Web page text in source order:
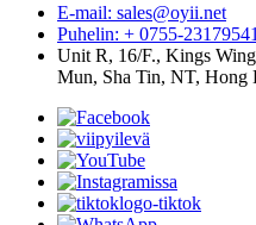
E-mail: sales@oyii.net
Puhelin: + 0755-23179541
Unit R, 16/F., Kings
Mun, Sha Tin, NT, Hong